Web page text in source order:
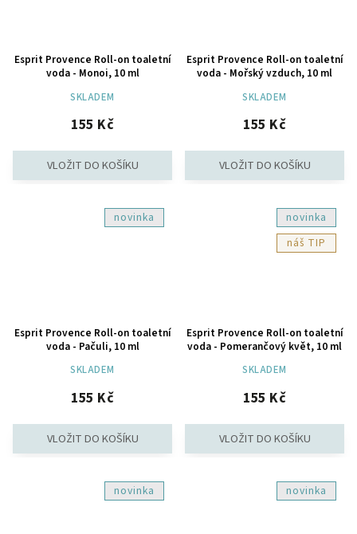
Esprit Provence Roll-on toaletní
voda - Monoi, 10 ml
SKLADEM
155 Kč
Esprit Provence Roll-on toaletní
voda - Mořský vzduch, 10 ml
SKLADEM
155 Kč
novinka
Esprit Provence Roll-on toaletní
voda - Pačuli, 10 ml
SKLADEM
155 Kč
novinka
TIP
Esprit Provence Roll-on toaletní
voda - Pomerančový květ, 10 ml
SKLADEM
155 Kč
novinka novinka